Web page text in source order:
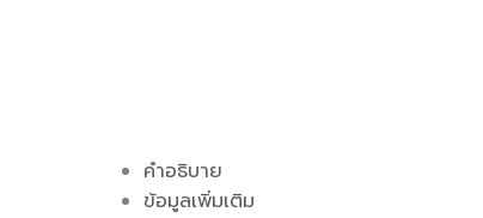
คำอธิบาย
ข้อมูลเพิ่มเติม